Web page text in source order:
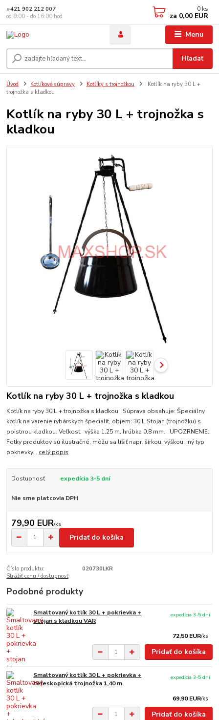
Menu
Hľadať
+421 902 212 007
od 8:00 - do 16:00 hod
0 ks
za 0,00 EUR
Úvod Kotlíkové súpravy Kotlíky s trojnožkou
Kotlík na ryby 30 L +
trojnožka s kladkou
Kotlík na ryby 30 L + trojnožka s
kladkou
Kotlík na ryby 30 L + trojnožka s kladkou
Kotlík na ryby 30 L + trojnožka s kladkou Súprava obsahuje: Špeciálny
kotlík na varenie rybárskych špecialít, objem: 30 L Stojan (trojnožku) s
poistnou kladkou. Veľkosť: výška 1,25 m, hrúbka 0,8 mm. UPOZRNENIE:
Fotky produktov sú ilustračné, môžu sa líšiť napr. šírkou, výškou, iný typ
pokrievky... celý popis
Dostupnosť expedícia 3-5 dní
Nie sme platcovia DPH
79,90 EUR/ks
Pridať do košíka
Číslo produktu:
020730LKR
Strážiť cenu / dostupnosť
Podobné produkty
Smaltovaný kotlík 30 L + pokrievka +
stojan s kladkou VAR
72,50 EUR/ks
expedícia 3-5 dní
Pridať do košíka
Smaltovaný kotlík 30 L + pokrievka +
teleskopická trojnožka 1,40 m
69,90 EUR/ks
expedícia 3-5 dní
Pridať do košíka